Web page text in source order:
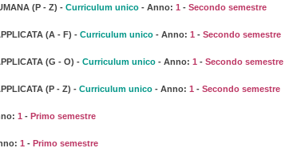
(P - Z) - Curriculum unico - Anno: 1 - Secondo semestre
(A - F) - Curriculum unico - Anno: 1 - Secondo semestre
(G - O) - Curriculum unico - Anno: 1 - Secondo semestre
(P - Z) - Curriculum unico - Anno: 1 - Secondo semestre
1 - Primo semestre
1 - Primo semestre